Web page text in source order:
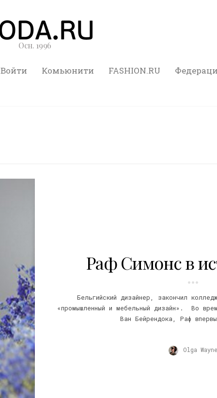
Осн. 1996
Войти Комьюнити FASHION.RU
Раф Симонс в
Бельгийский дизайнер, закончил
«промышленный и мебельный дизайн». Во
Ван Бейрендока, Раф
Olga Wayne